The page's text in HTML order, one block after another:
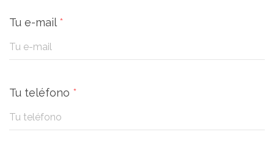
Tu e-mail*
Tu teléfono *